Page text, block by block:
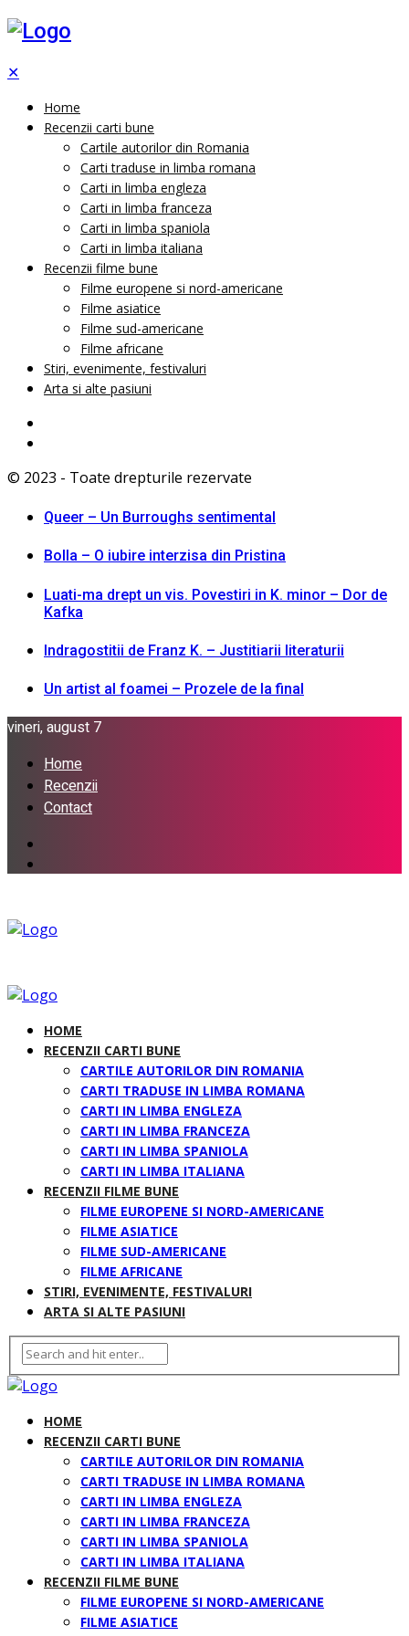
✕
Home
Recenzii carti bune
Cartile autorilor din Romania
Carti traduse in limba romana
Carti in limba engleza
Carti in limba franceza
Carti in limba spaniola
Carti in limba italiana
Recenzii filme bune
Filme europene si nord-americane
Filme asiatice
Filme sud-americane
Filme africane
Stiri, evenimente, festivaluri
Arta si alte pasiuni
© 2023 - Toate drepturile rezervate
Queer – Un Burroughs sentimental
Bolla – O iubire interzisa din Pristina
Luati-ma drept un vis. Povestiri in K. minor – Dor de
Kafka
Indragostitii de Franz K. – Justitiarii literaturii
Un artist al foamei – Prozele de la final
vineri, august 7
Home
Recenzii
Contact
HOME
RECENZII CARTI BUNE
CARTILE AUTORILOR DIN ROMANIA
CARTI TRADUSE IN LIMBA ROMANA
CARTI IN LIMBA ENGLEZA
CARTI IN LIMBA FRANCEZA
CARTI IN LIMBA SPANIOLA
CARTI IN LIMBA ITALIANA
RECENZII FILME BUNE
FILME EUROPENE SI NORD-AMERICANE
FILME ASIATICE
FILME SUD-AMERICANE
FILME AFRICANE
STIRI, EVENIMENTE, FESTIVALURI
ARTA SI ALTE PASIUNI
HOME
RECENZII CARTI BUNE
CARTILE AUTORILOR DIN ROMANIA
CARTI TRADUSE IN LIMBA ROMANA
CARTI IN LIMBA ENGLEZA
CARTI IN LIMBA FRANCEZA
CARTI IN LIMBA SPANIOLA
CARTI IN LIMBA ITALIANA
RECENZII FILME BUNE
FILME EUROPENE SI NORD-AMERICANE
FILME ASIATICE